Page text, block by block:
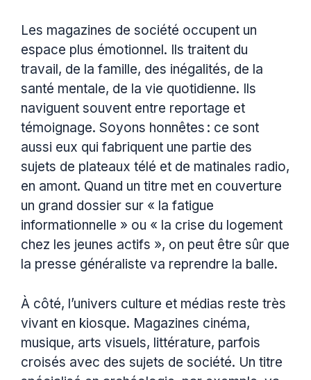
Les magazines de société occupent un
espace plus émotionnel. Ils traitent du
travail, de la famille, des inégalités, de la
santé mentale, de la vie quotidienne. Ils
naviguent souvent entre reportage et
témoignage. Soyons honnêtes : ce sont
aussi eux qui fabriquent une partie des
sujets de plateaux télé et de matinales radio,
en amont. Quand un titre met en couverture
un grand dossier sur « la fatigue
informationnelle » ou « la crise du logement
chez les jeunes actifs », on peut être sûr que
la presse généraliste va reprendre la balle.
À côté, l’univers culture et médias reste très
vivant en kiosque. Magazines cinéma,
musique, arts visuels, littérature, parfois
croisés avec des sujets de société. Un titre